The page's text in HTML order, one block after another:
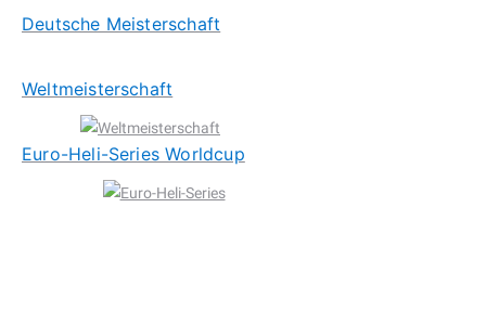
Deutsche Meisterschaft
Weltmeisterschaft
Euro-Heli-Series Worldcup